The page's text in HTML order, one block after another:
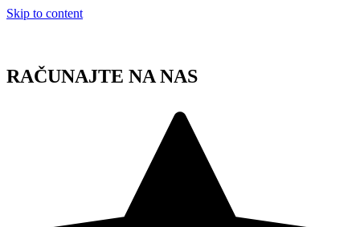
Skip to content
RAČUNAJTE NA NAS